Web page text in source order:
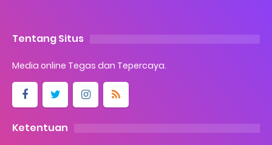
Tentang Situs
Media online Tegas dan Tepercaya.
Ketentuan